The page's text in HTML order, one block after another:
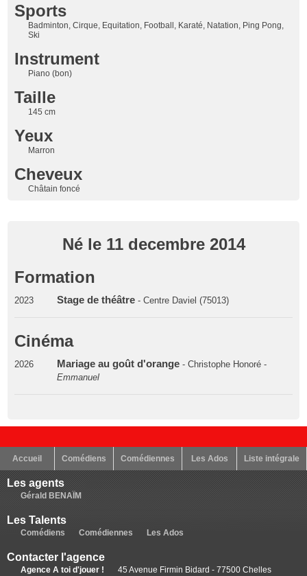
Sports
Badminton, Cirque, Equitation, Football, Karaté, Natation, Ping Pong,
Ski
Instrument
Piano (bon)
Taille
145 cm
Yeux
Marron
Cheveux
Châtain foncé
Né le 11 decembre 2014
Formation
2023 Stage de théâtre - Centre Daviel (75013)
Cinéma
2026 Mariage au goût d'orange- Christophe Honoré -
Emmanuel
Accueil Comédiens Comédiennes Les Ados Liste intégrale
Les agents
Gérald BENAÏM
Les Talents
Comédiens Comédiennes Les Ados
Contacter l'agence
Agence A toi d'jouer !
45 Avenue Firmin Bidard - 77500 Chelles